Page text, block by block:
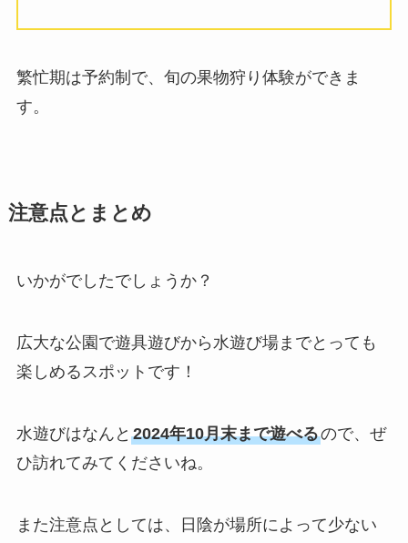
繁忙期は予約制で、旬の果物狩り体験ができま
す。
注意点とまとめ
いかがでしたでしょうか？
広大な公園で遊具遊びから水遊び場までとっても
楽しめるスポットです！
水遊びはなんと 2024年10月末まで遊べるので、ぜ
ひ訪れてみてくださいね。
また注意点としては、日陰が場所によって少ない